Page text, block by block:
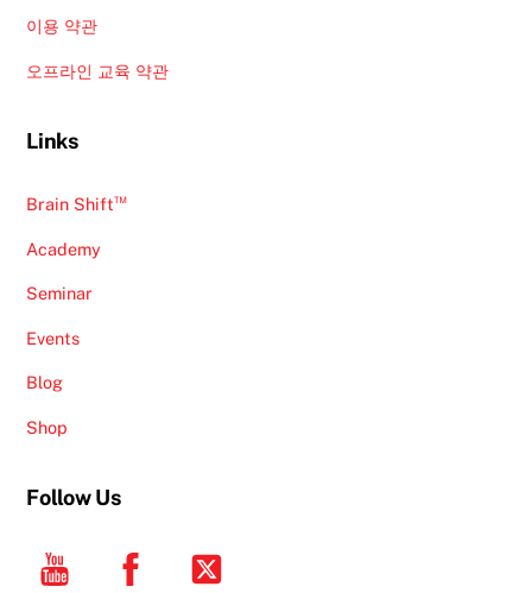
이용 약관
오프라인 교육 약관
Links
Brain Shift™
Academy
Seminar
Events
Blog
Shop
Follow Us
YouTube Facebook